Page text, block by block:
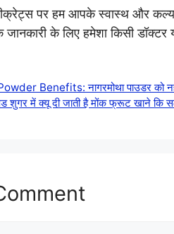
पर हम आपके स्वास्थ और
के लिए हमेशा किसी
Benefits: नागरमोथा पाउडर को
में क्यू दी जाती है मोंक फ्रूट खाने कि